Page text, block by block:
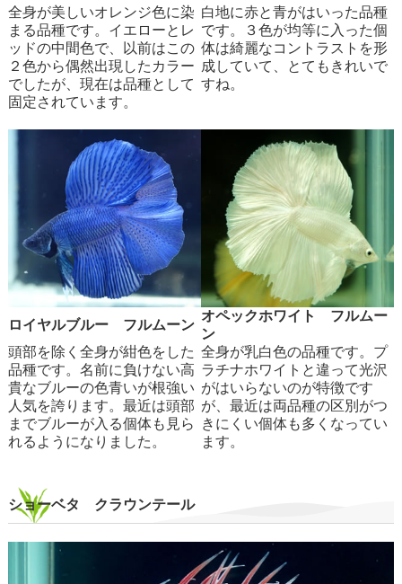
全身が美しいオレンジ色に染
まる品種です。イエローとレ
ッドの中間色で、以前はこの
２色から偶然出現したカラー
でしたが、現在は品種として
固定されています。
白地に赤と青がはいった品種
です。３色が均等に入った個
体は綺麗なコントラストを形
成していて、とてもきれいで
すね。
ロイヤルブルー フルムーン
オペックホワイト フルムー
ン
頭部を除く全身が紺色をした
品種です。名前に負けない高
貴なブルーの色青いが根強い
人気を誇ります。最近は頭部
までブルーが入る個体も見ら
れるようになりました。
全身が乳白色の品種です。プ
ラチナホワイトと違って光沢
がはいらないのが特徴です
が、最近は両品種の区別がつ
きにくい個体も多くなってい
ます。
ショーベタ クラウンテール